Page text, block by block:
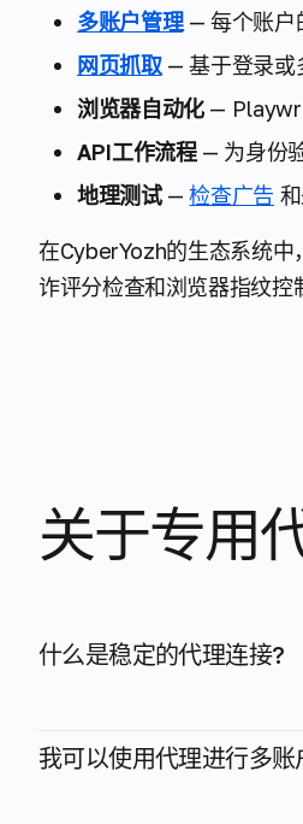
多账户管理— 每个账户
网页抓取— 基于登录或
浏览器自动化—
API工作流程— 为身份
地理测试—检查广告
在CyberYozh的生态系统
诈评分检查和浏览器指纹控
关于专用
什么是稳定的代理连接?
我可以使用代理进行多账